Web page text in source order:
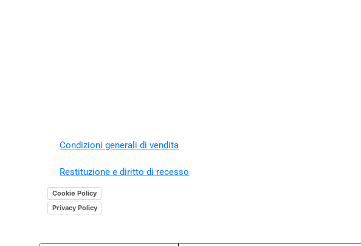
Condizioni generali di vendita
Restituzione e diritto di recesso
Cookie Policy
Privacy Policy